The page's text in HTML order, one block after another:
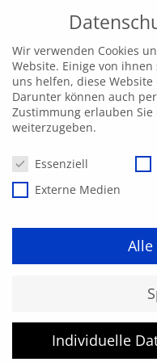
Wir verwenden Cookies
Website. Einige von
uns helfen, diese
Darunter können auch
Zustimmung erlauben
weiterzugeben.
Datenschutzeinstellungen
Essenziell
Externe Medien
Alle
Individuelle